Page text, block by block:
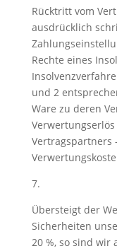
Rücktritt vom
ausdrücklich
Rechte eines
und 2
Ware zu deren
Vertragspartners
7.
Übersteigt der
Sicherheiten
20 %, so sind wir